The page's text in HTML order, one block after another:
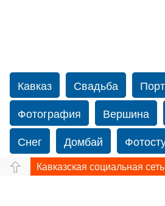
Кавказ Свадьба
Фотография
Вершина
Снег
Домбай
Путешествие
Перевал
Кавказская социальная